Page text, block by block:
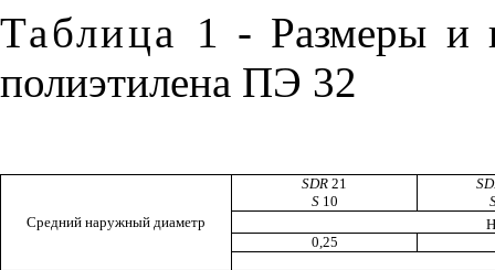
Таблица 1 - Размеры и
полиэтилена ПЭ 32
Средний наружный диаметр
SDR 21
S 10
0,25